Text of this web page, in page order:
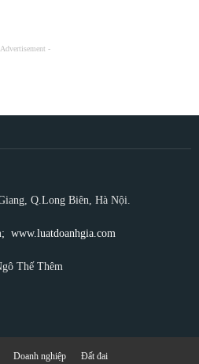
-
Q.Long Biên, Hà Nội.
www.luatdoanhgia.com
Thế Thêm
Doanh nghiệp Đất đai